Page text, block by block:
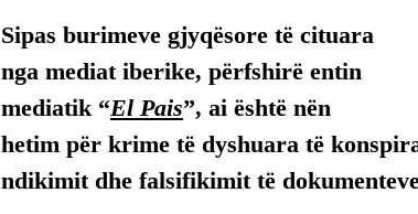
Sipas burimeve gjyqësore të cituara
nga mediat iberike, përfshirë entin
mediatik “El Pais”, ai është nën
hetim për krime të dyshuara të
ndikimit dhe falsifikimit të